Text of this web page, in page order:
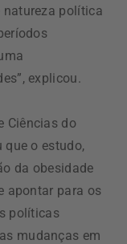
natureza política
explicou.
Ciências do
que o estudo,
da obesidade
apontar para os
políticas
mudanças em